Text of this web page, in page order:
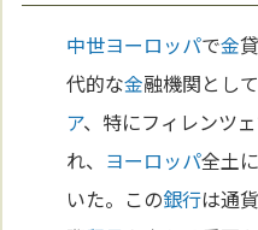
中世ヨーロッパで金
代的な金融機関とし
ア、特にフィレンツ
れ、 ヨーロッパ全土
いた。この銀行は通